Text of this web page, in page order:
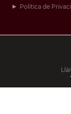
Política de